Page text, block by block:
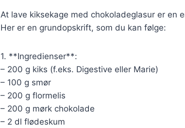
At lave kiksekage med chokoladeglasur er en
Her er en grundopskrift, som du kan følge:
1. **Ingredienser**:
– 200 g kiks (f.eks. Digestive eller Marie)
– 100 g smør
– 200 g flormelis
– 200 g mørk chokolade
– 2 dl flødeskum